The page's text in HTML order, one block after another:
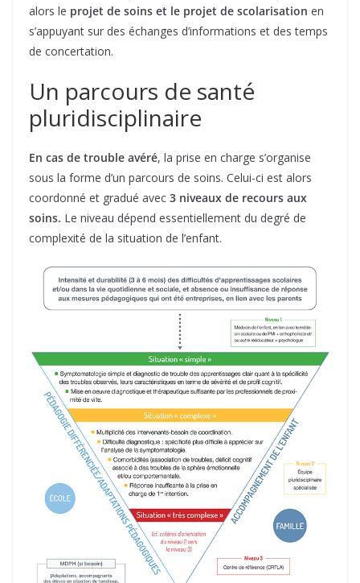
alors le projet de soins et le projet de scolarisation en
s’appuyant sur des échanges d’informations et des temps
de concertation.
Un parcours de santé
pluridisciplinaire
En cas de trouble avéré, la prise en charge s’organise
sous la forme d’un parcours de soins. Celui-ci est alors
coordonné et gradué avec 3 niveaux de recours aux
soins. Le niveau dépend essentiellement du degré de
complexité de la situation de l’enfant.